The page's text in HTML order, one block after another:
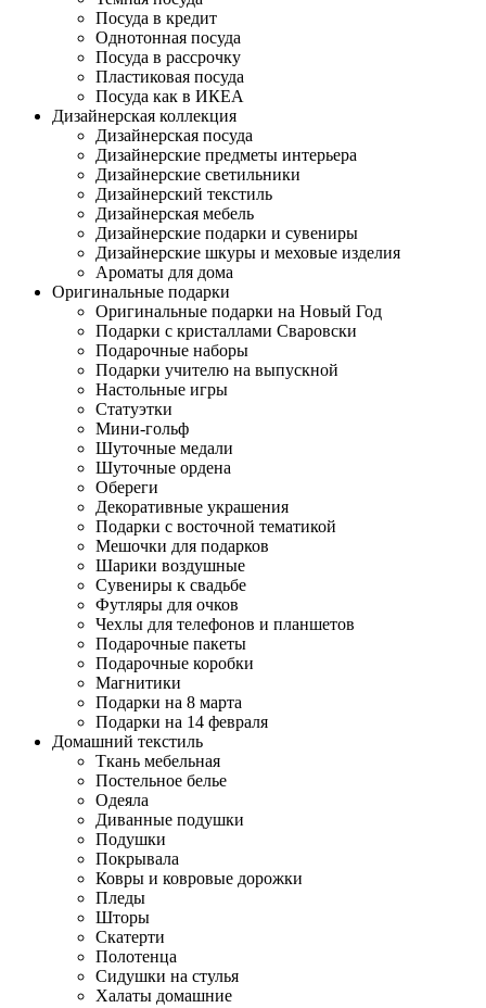
Посуда в кредит
Однотонная посуда
Посуда в рассрочку
Пластиковая посуда
Посуда как в ИКЕА
Дизайнерская коллекция
Дизайнерская посуда
Дизайнерские предметы интерьера
Дизайнерские светильники
Дизайнерский текстиль
Дизайнерская мебель
Дизайнерские подарки и сувениры
Дизайнерские шкуры и меховые изделия
Ароматы для дома
Оригинальные подарки
Оригинальные подарки на Новый Год
Подарки с кристаллами Сваровски
Подарочные наборы
Подарки учителю на выпускной
Настольные игры
Статуэтки
Мини-гольф
Шуточные медали
Шуточные ордена
Обереги
Декоративные украшения
Подарки с восточной тематикой
Мешочки для подарков
Шарики воздушные
Сувениры к свадьбе
Футляры для очков
Чехлы для телефонов и планшетов
Подарочные пакеты
Подарочные коробки
Магнитики
Подарки на 8 марта
Подарки на 14 февраля
Домашний текстиль
Ткань мебельная
Постельное белье
Одеяла
Диванные подушки
Подушки
Покрывала
Ковры и ковровые дорожки
Пледы
Шторы
Скатерти
Полотенца
Сидушки на стулья
Халаты домашние